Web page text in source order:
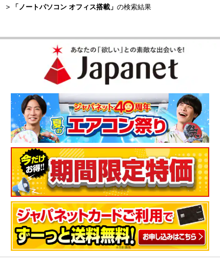
>
「ノートパソコン オフィス搭載」 の検索結果